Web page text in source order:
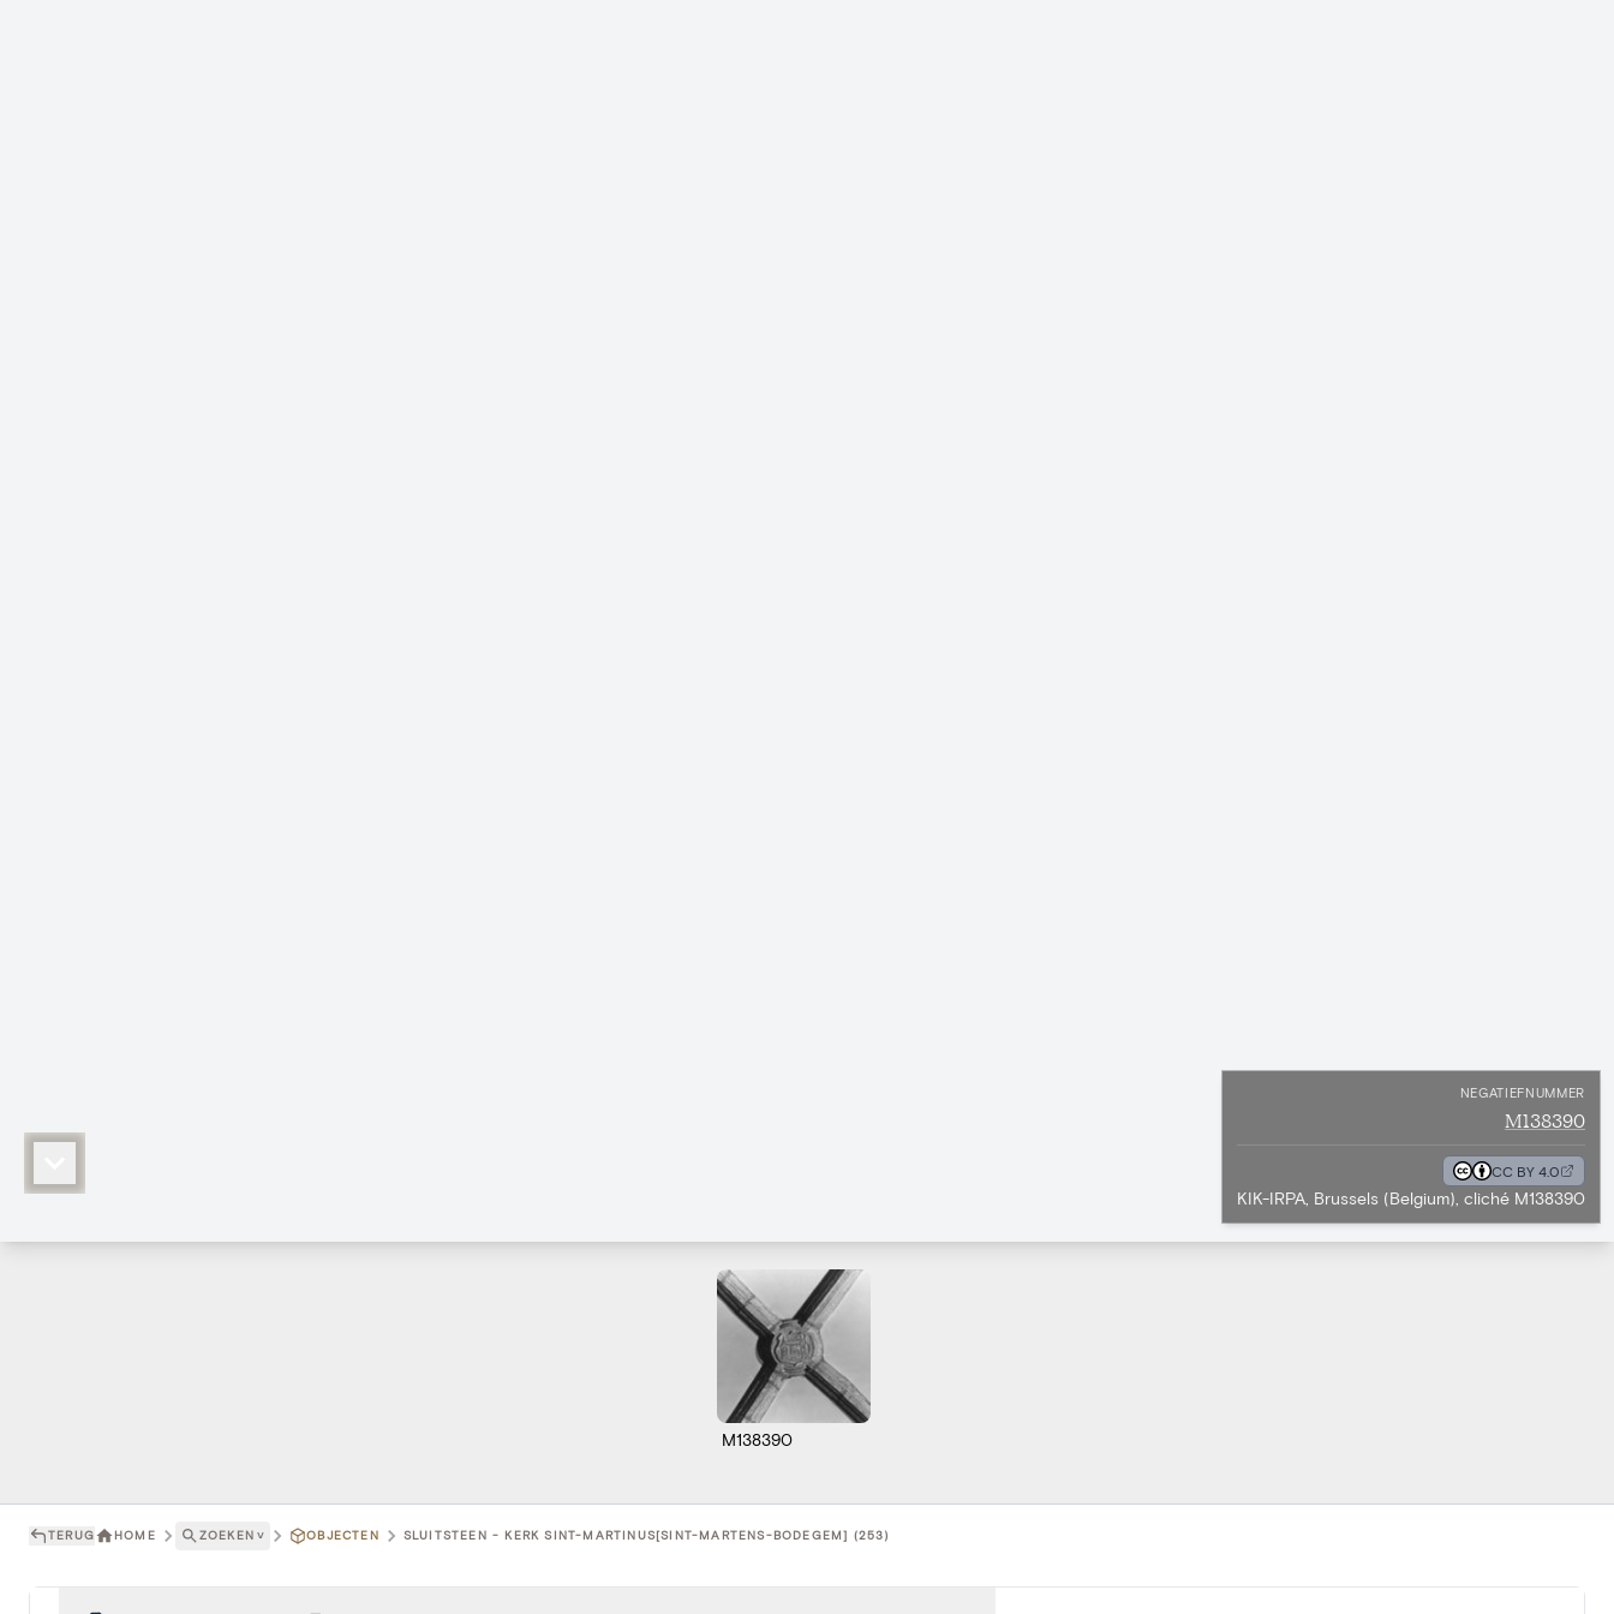
NEGATIEFNUMMER
M138390
CC BY 4.0
KIK-IRPA, Brussels (Belgium), cliché M138390
M138390
TERUG HOME ZOEKEN ˅ OBJECTEN SLUITSTEEN - KERK SINT-MARTINUS[SINT-MARTENS-BODEGEM] (253)